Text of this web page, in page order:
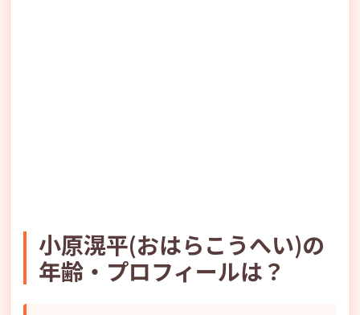
小原滉平(おはらこうへい)の
年齢・プロフィールは？